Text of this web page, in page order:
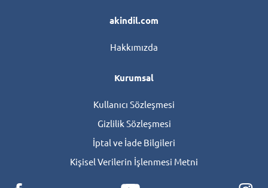
akindil.com
Hakkımızda
Kurumsal
Kullanıcı Sözleşmesi
Gizlilik Sözleşmesi
İptal ve İade Bilgileri
Kişisel Verilerin İşlenmesi Metni